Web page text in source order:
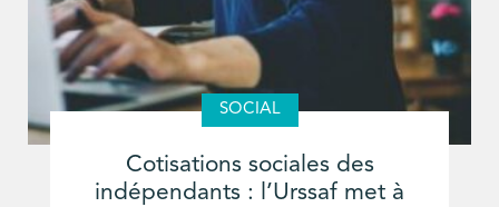
SOCIAL
Cotisations sociales des
indépendants : l’Urssaf met à